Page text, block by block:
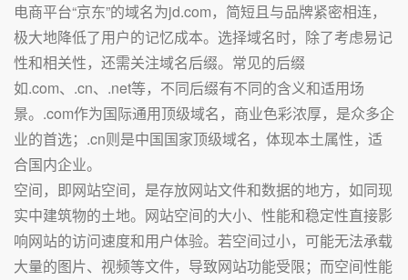
电商平台“京东”的域名为jd.com，简短且与品牌紧密相连，
极大地降低了用户的记忆成本。选择域名时，除了考虑易记
性和相关性，还需关注域名后缀。常见的后缀
如.com、.cn、.net等，不同后缀有不同的含义和适用场
景。.com作为国际通用顶级域名，商业色彩浓厚，是众多企
业的首选；.cn则是中国国家顶级域名，体现本土属性，适
合国内企业。
空间，即网站空间，是存放网站文件和数据的地方，如同现
实中建筑物的土地。网站空间的大小、性能和稳定性直接影
响网站的访问速度和用户体验。若空间过小，可能无法承载
大量的图片、视频等文件，导致网站功能受限；而空间性能